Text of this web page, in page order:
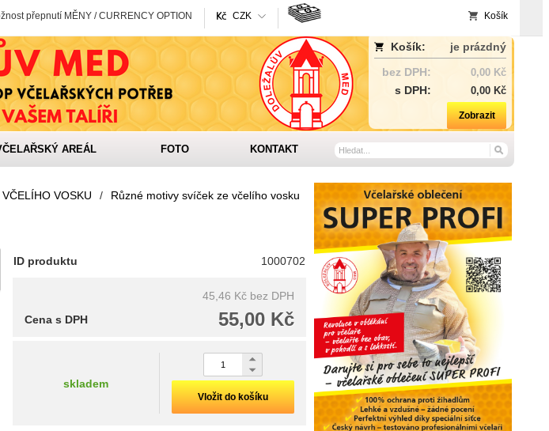
přepnutí MĚNY / CURRENCY OPTION CZK Košík
Košík:
je prázdný
bez DPH:
0,00 Kč
s DPH: 0,00 Kč
Zobrazit
AREÁL FOTO KONTAKT
VOSKU / Různé motivy svíček ze včelího vosku
ID produktu 1000702
45,46 Kč bez DPH
55,00 Kč
Cena s DPH
skladem
Vložit do košíku